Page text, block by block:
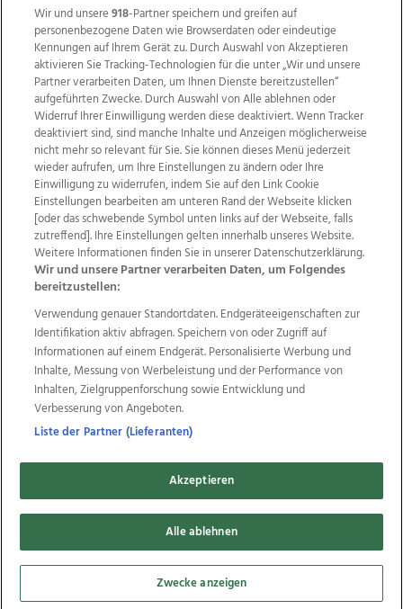
Wir über uns Mediadaten Kontakt
Jobs
Datenschutz
Impressum
AGB Anzeigekunden
AGB Website
Ehrenkodex Politische Werbung
Weitere Angebote des Medienhauses Wimmer
TV1 di-mog-i.at OÖNow
Ischler Woche
Life Radio
OÖNachrichten
OÖN Immobilien
OÖN Karriere
OÖN Reise
Promenaden Galerien
Regionaljobs
wasistlos.at
Copyrights © 2026 Tips Zeitungs GmbH & Co KG
developed by11x11.net
Cookie Einstellungen bearbeiten
Wir und unsere918-Partner speichern und greifen auf
personenbezogene Daten wie Browserdaten oder eindeutige
Kennungen auf Ihrem Gerät zu. Durch Auswahl von Akzeptieren
aktivieren Sie Tracking-Technologien für die unter „Wir und unsere
Partner verarbeiten Daten, um Ihnen Dienste bereitzustellen“
aufgeführten Zwecke. Durch Auswahl von Alle ablehnen oder
Widerruf Ihrer Einwilligung werden diese deaktiviert. Wenn Tracker
deaktiviert sind, sind manche Inhalte und Anzeigen möglicherweise
nicht mehr so relevant für Sie. Sie können dieses Menü jederzeit
wieder aufrufen, um Ihre Einstellungen zu ändern oder Ihre
Einwilligung zu widerrufen, indem Sie auf den Link Cookie
Einstellungen bearbeiten am unteren Rand der Webseite klicken
[oder das schwebende Symbol unten links auf der Webseite, falls
zutreffend]. Ihre Einstellungen gelten innerhalb unseres Website.
Weitere Informationen finden Sie in unserer Datenschutzerklärung.
Wir und unsere Partner verarbeiten Daten, um Folgendes
bereitzustellen:
Verwendung genauer Standortdaten. Endgeräteeigenschaften zur
Identifikation aktiv abfragen. Speichern von oder Zugriff auf
Informationen auf einem Endgerät. Personalisierte Werbung und
Inhalte, Messung von Werbeleistung und der Performance von
Inhalten, Zielgruppenforschung sowie Entwicklung und
Verbesserung von Angeboten.
Liste der Partner (Lieferanten)
Akzeptieren
Alle ablehnen
Zwecke anzeigen